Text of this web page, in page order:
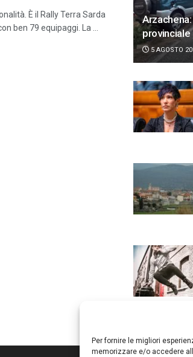
Per fornire le migliori
memorizzare e/o accedere
È il Rally Terra Sarda
ben 79 equipaggi. La ...
provinciale
5 AGOSTO